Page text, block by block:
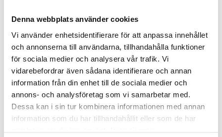
Denna webbplats använder cookies
Vi använder enhetsidentifierare för att anpassa innehållet
och annonserna till användarna, tillhandahålla funktioner
för sociala medier och analysera vår trafik. Vi
vidarebefordrar även sådana identifierare och annan
information från din enhet till de sociala medier och
annons- och analysföretag som vi samarbetar med.
Dessa kan i sin tur kombinera informationen med annan
information som du har tillhandahållit eller som de har
Challenge, har inletts. Utmaningen bVi är
glada att
LÄS MER »
november 13, 2025